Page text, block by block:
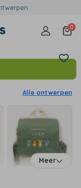
0
Alle ontwerpen
Meer